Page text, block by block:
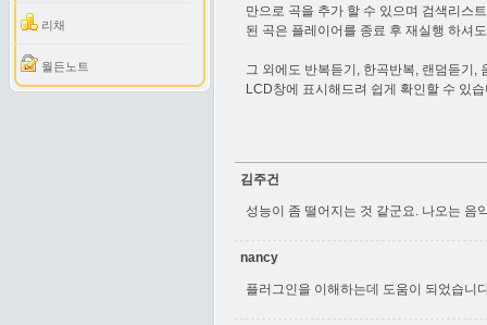
리채
월든노트
만으로 곡을 추가 할 수 있으며 검색리스
된 곡은 플레이어를 종료 후 재실행 하셔
그 외에도 반복듣기, 한곡반복, 랜덤듣기,
LCD창에 표시해드려 쉽게 확인할 수 있
김주건
성능이 좀 떨어지는 것 같군요. 나오는 음
nancy
플러그인을 이해하는데 도움이 되었습니